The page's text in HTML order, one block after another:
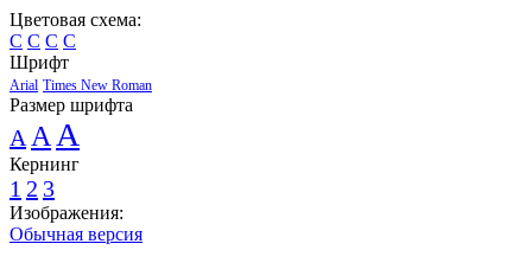
Цветовая схема:
C C C C
Шрифт
Arial Times New Roman
Размер шрифта
A A A
Кернинг
1 2 3
Изображения:
Обычная версия